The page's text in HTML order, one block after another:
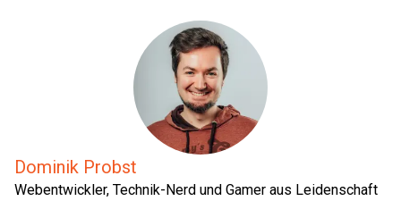
Dominik Probst
Webentwickler, Technik-Nerd und Gamer aus Leidenschaft